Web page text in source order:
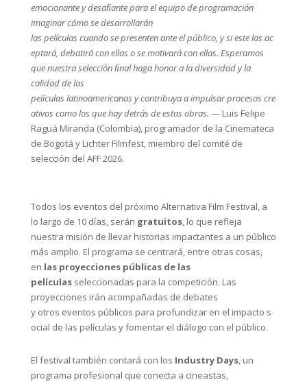
emocionante y desaﬁante para el equipo de programación
imaginar cómo se desarrollarán
las películas cuando se presenten ante el público, y si este las ac
eptará, debatirá con ellas o se motivará con ellas. Esperamos
que nuestra selección ﬁnal haga honor a la diversidad y la
calidad de las
películas latinoamericanas y contribuya a impulsar procesos cre
ativos como los que hay detrás de estas obras. — Luis Felipe
Raguá Miranda (Colombia), programador de la Cinemateca
de Bogotá y Lichter Filmfest, miembro del comité de
selección del AFF 2026.
Todos los eventos del próximo Alternativa Film Festival, a
lo largo de 10 días, serán gratuitos, lo que refleja
nuestra misión de llevar historias impactantes a un público
más amplio. El programa se centrará, entre otras cosas,
en las proyecciones públicas de las
películas seleccionadas para la competición. Las
proyecciones irán acompañadas de debates
y otros eventos públicos para profundizar en el impacto s
ocial de las películas y fomentar el diálogo con el público.
El festival también contará con los Industry Days, un
programa profesional que conecta a cineastas,